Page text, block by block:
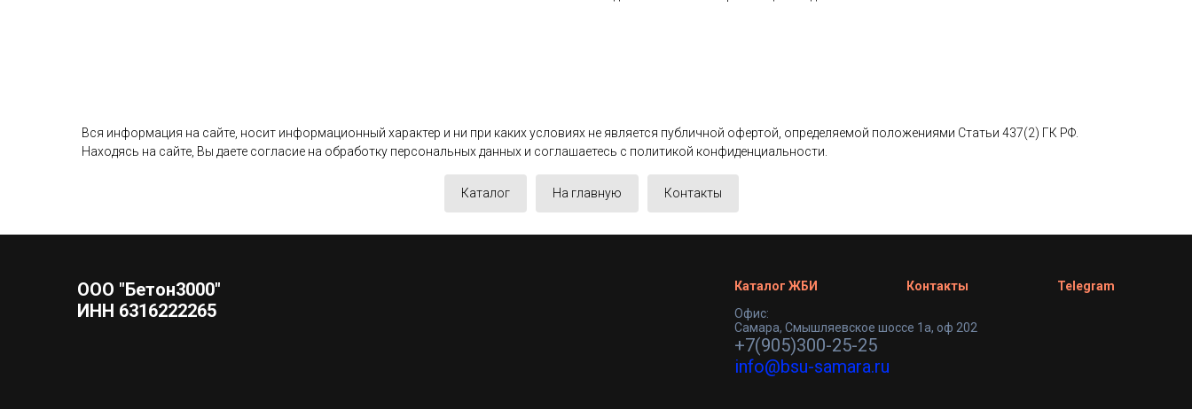
Вся информация на сайте, носит информационный характер и ни при каких условиях не является публичной офертой, определяемой положениями Статьи 437(2) ГК РФ.
Находясь на сайте, Вы даете согласие на обработку персональных данных и соглашаетесь c политикой конфиденциальности.
Каталог На главную Контакты
ООО "Бетон3000"
ИНН 6316222265
Каталог ЖБИ Контакты
Telegram
Офис:
Самара, Смышляевское шоссе 1а, оф 202
+7(905)300-25-25
info@bsu-samara.ru